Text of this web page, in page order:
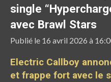
single
avec Brawl Stars
Publié le 16 avril 2026 à
Electric Callboy
et frappe fort avec le